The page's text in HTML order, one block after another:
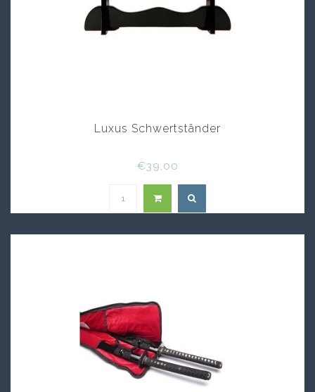
Luxus Schwertständer
€39,00